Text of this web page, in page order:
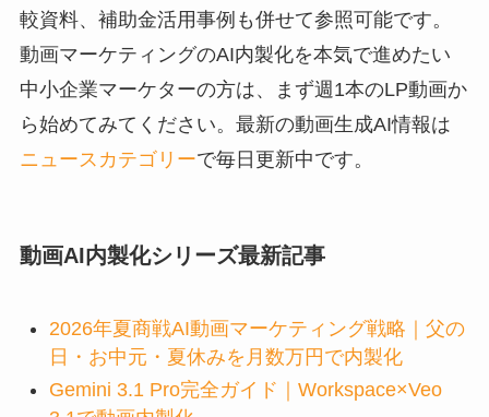
較資料、補助金活用事例も併せて参照可能です。
動画マーケティングのAI内製化を本気で進めたい
中小企業マーケターの方は、まず週1本のLP動画か
ら始めてみてください。最新の動画生成AI情報は
ニュースカテゴリーで毎日更新中です。
動画AI内製化シリーズ最新記事
2026年夏商戦AI動画マーケティング戦略｜父の
日・お中元・夏休みを月数万円で内製化
Gemini 3.1 Pro完全ガイド｜Workspace×Veo